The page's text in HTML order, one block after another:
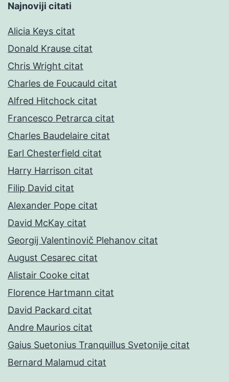
Najnoviji citati
Alicia Keys citat
Donald Krause citat
Chris Wright citat
Charles de Foucauld citat
Alfred Hitchock citat
Francesco Petrarca citat
Charles Baudelaire citat
Earl Chesterfield citat
Harry Harrison citat
Filip David citat
Alexander Pope citat
David McKay citat
Georgij Valentinovič Plehanov citat
August Cesarec citat
Alistair Cooke citat
Florence Hartmann citat
David Packard citat
Andre Maurios citat
Gaius Suetonius Tranquillus Svetonije citat
Bernard Malamud citat